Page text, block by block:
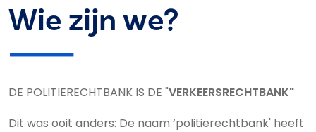
Wie zijn we?
DE POLITIERECHTBANK IS DE "VERKEERSRECHTBANK"
Dit was ooit anders: De naam ‘politierechtbank' heeft